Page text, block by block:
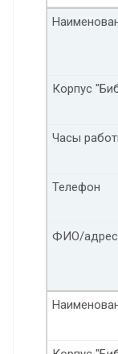
Часы
Телефон